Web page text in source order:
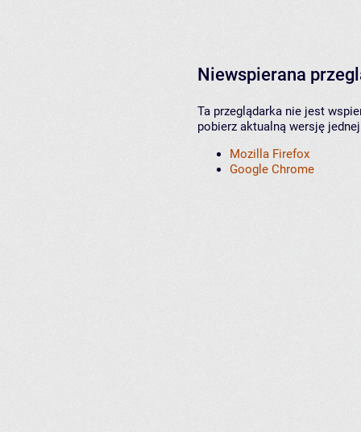
Niewspierana
Ta przeglądarka nie jest
pobierz aktualną wersję
Mozilla Firefox
Google Chrome